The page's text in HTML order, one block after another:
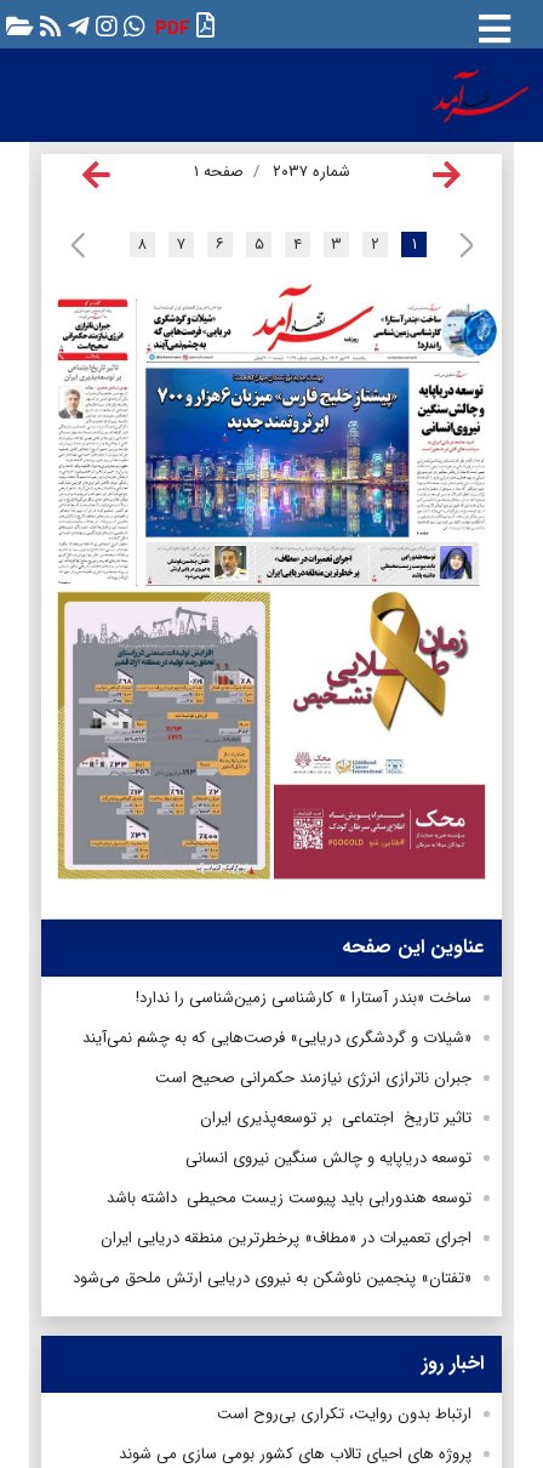
PDF
شماره ۲۰۳۷ صفحه ۱
۱ ۲ ۳ ۴ ۵ ۶ ۷ ۸
عناوین این صفحه
ساخت «بندر آستارا » کارشناسی زمین‌شناسی را ندارد!
«شیلات و گردشگری دریایی» فرصت‌هایی که به چشم نمی‌آیند
جبران ناترازی انرژی نیازمند حکمرانی صحیح است
تاثیر تاریخ اجتماعی بر توسعه‌پذیری ایران
توسعه دریاپایه و چالش سنگین نیروی انسانی
توسعه هندورابی باید پیوست زیست محیطی داشته باشد
اجرای تعمیرات در «مطاف» پرخطرترین منطقه دریایی ایران
«تفتان» پنجمین ناوشکن به نیروی دریایی ارتش ملحق می‌شود
اخبار روز
ارتباط بدون روایت، تکراری بی‌روح است
پروژه های احیای تالاب های کشور بومی سازی می شوند